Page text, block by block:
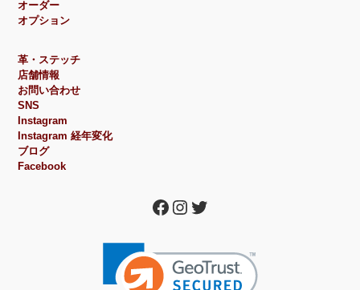
オーダー
オプション
革・ステッチ
店舗情報
お問い合わせ
SNS
Instagram
Instagram 経年変化
ブログ
Facebook